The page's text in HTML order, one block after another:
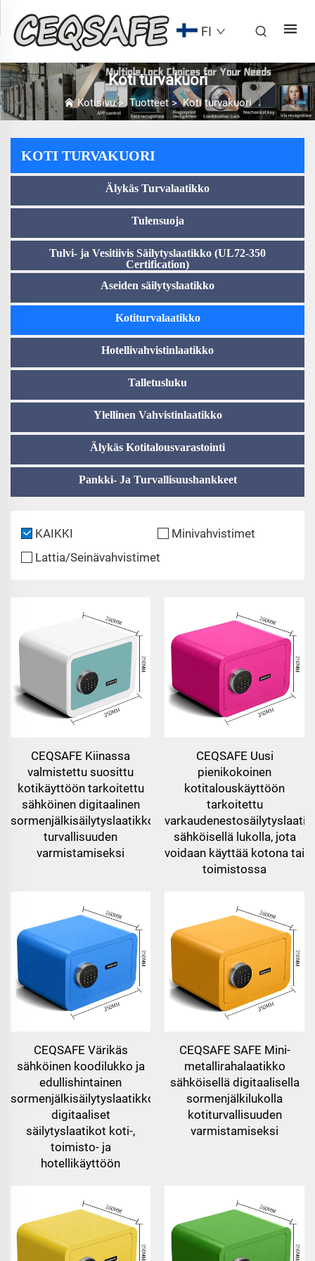
FI
Koti turvakuori
Kotisivu>Tuotteet>Koti turvakuori
KOTI TURVAKUORI
Älykäs Turvalaatikko
Tulensuoja
Tulvi- ja Vesitiivis Säilytyslaatikko (UL72-350
Certification)
Aseiden säilytyslaatikko
Kotiturvalaatikko
Hotellivahvistinlaatikko
Talletusluku
Ylellinen Vahvistinlaatikko
Älykäs Kotitalousvarastointi
Pankki- Ja Turvallisuushankkeet
KAIKKI
Minivahvistimet
Lattia/Seinävahvistimet
CEQSAFE Kiinassa
valmistettu suosittu
kotikäyttöön tarkoitettu
sähköinen digitaalinen
sormenjälkisäilytyslaatikko
turvallisuuden
varmistamiseksi
CEQSAFE Uusi
pienikokoinen
kotitalouskäyttöön
tarkoitettu
sähköisellä lukolla, jota
voidaan käyttää kotona tai
toimistossa
CEQSAFE Värikäs
sähköinen koodilukko ja
edullishintainen
sormenjälkisäilytyslaatikko,
digitaaliset
säilytyslaatikot koti-,
toimisto- ja
hotellikäyttöön
CEQSAFE SAFE Mini-
metallirahalaatikko
sähköisellä digitaalisella
sormenjälkilukolla
kotiturvallisuuden
varmistamiseksi